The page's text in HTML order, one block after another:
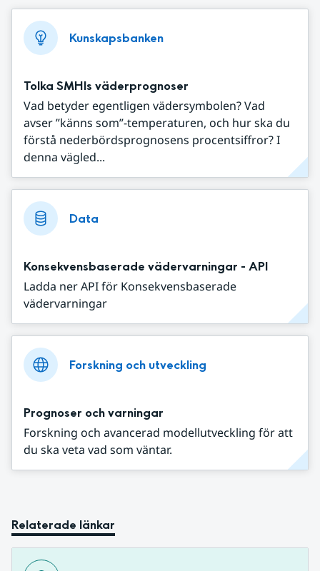
Kunskapsbanken
Tolka SMHIs väderprognoser
Vad betyder egentligen vädersymbolen? Vad
avser ”känns som”-temperaturen, och hur ska du
förstå nederbördsprognosens procentsiffror? I
denna vägled...
Data
Konsekvensbaserade vädervarningar - API
Ladda ner API för Konsekvensbaserade
vädervarningar
Forskning och utveckling
Prognoser och varningar
Forskning och avancerad modellutveckling för att
du ska veta vad som väntar.
Relaterade länkar